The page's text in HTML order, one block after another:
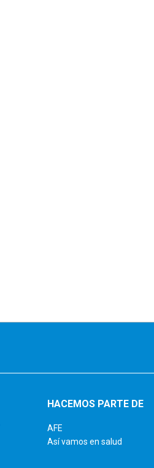
HACEMOS PARTE DE
AFE
Así vamos en salud